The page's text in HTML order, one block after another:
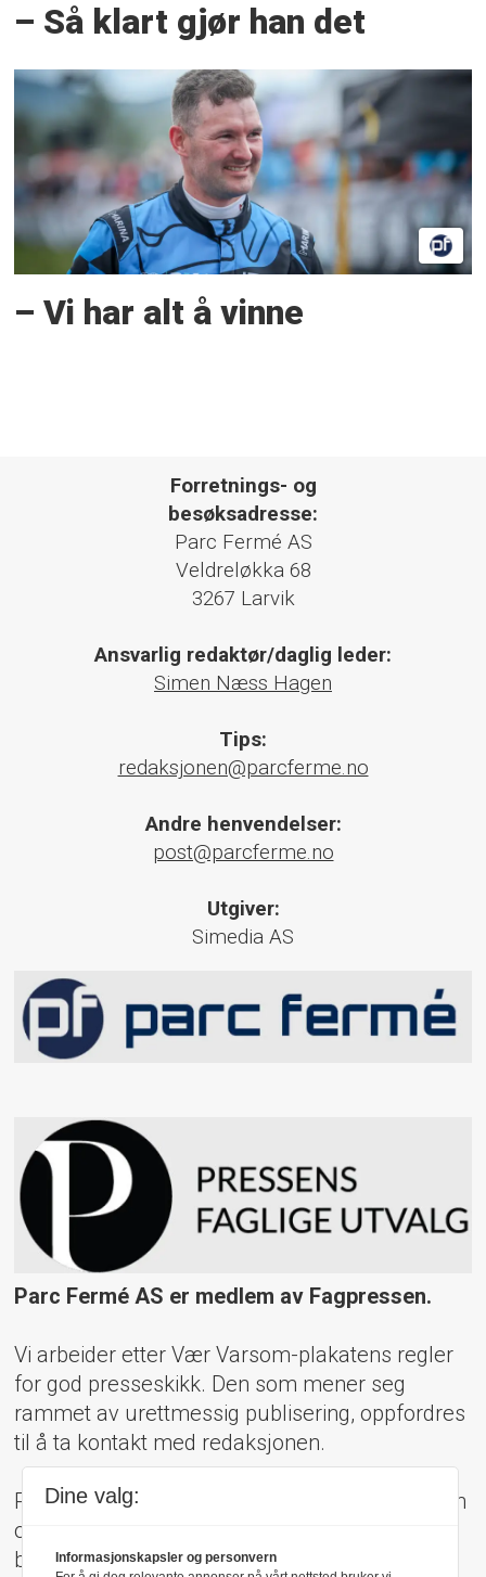
– Så klart gjør han det
– Vi har alt å vinne
Forretnings- og
besøksadresse:
Parc Fermé AS
Veldreløkka 68
3267 Larvik
Ansvarlig redaktør/daglig leder:
Simen Næss Hagen
Tips:
redaksjonen@parcferme.no
Andre henvendelser:
post@parcferme.no
Utgiver:
Simedia AS
Parc Fermé AS er medlem av Fagpressen.
Vi arbeider etter Vær Varsom-plakatens regler
for god presseskikk. Den som mener seg
rammet av urettmessig publisering, oppfordres
til å ta kontakt med redaksjonen.
Pressens Faglige Utvalg (PFU) er et klageorgan
oppnevnt av Norsk Presseforbund som
behandler klager mot mediene i presseetiske
Dine valg:
Informasjonskapsler og personvern